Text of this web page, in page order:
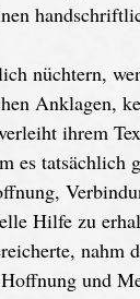
nüchtern,
Anklagen,
ihrem
tatsächlich
Hilfe zu
nahm
und